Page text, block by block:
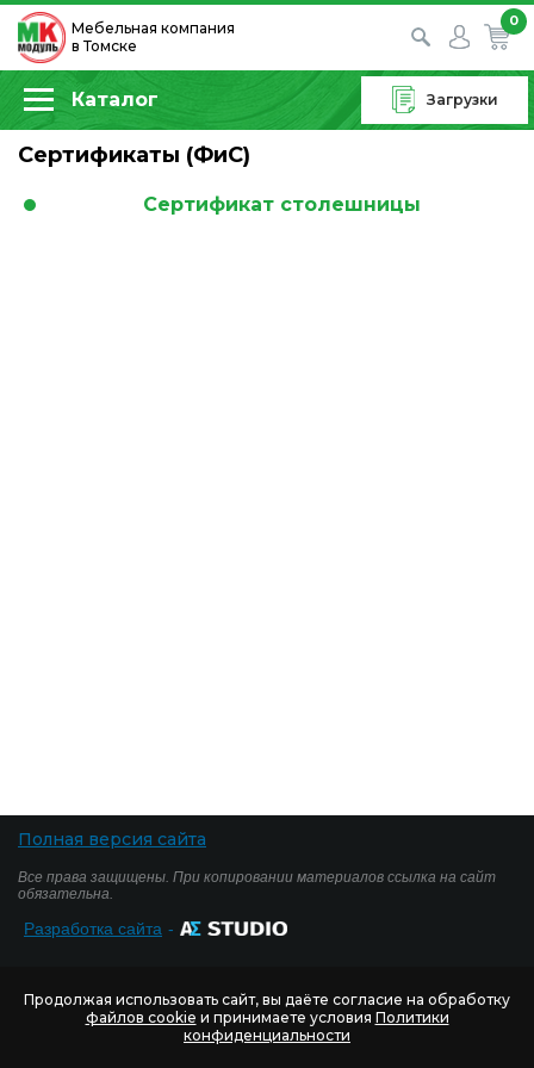
Мебельная компания
в Томске
0
Каталог Загрузки
Сертификаты (ФиС)
Сертификат столешницы
Полная версия сайта
Все права защищены. При копировании материалов ссылка на сайт
обязательна.
Разработка сайта -
Продолжая использовать сайт, вы даёте согласие на обработку
файлов cookie и принимаете условия Политики
конфиденциальности